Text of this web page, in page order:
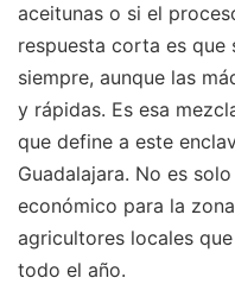
aceitunas o si el
respuesta corta es que
siempre, aunque las
y rápidas. Es esa
que define a este
Guadalajara. No es
económico para la
agricultores locales
todo el año.